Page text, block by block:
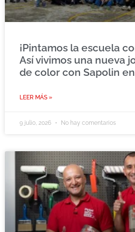
¡Pintamos la escuela
Así vivimos una nueva
de color con Sapolin
LEER MÁS »
9 julio, 2026 No hay comentarios